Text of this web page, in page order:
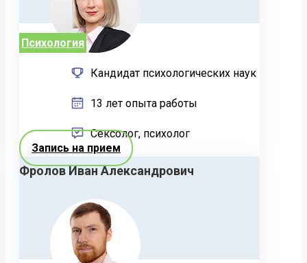
Психология
Кандидат психологических наук
13 лет опыта работы
Сексолог, психолог
Запись на прием
Фролов Иван Александрович